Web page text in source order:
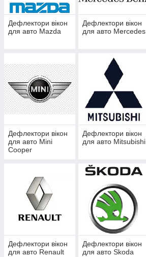
Дефлектори вікон
для авто Mazda
Дефлектори вікон
для авто Mercedes
Дефлектори вікон
для авто Mini
Cooper
Дефлектори вікон
для авто Mitsubishi
Дефлектори вікон
для авто Renault
Дефлектори вікон
для авто Skoda